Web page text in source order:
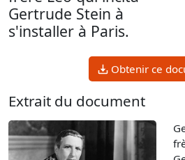
Gertrude Stein à
s'installer à Paris.
Obtenir ce
Extrait du document